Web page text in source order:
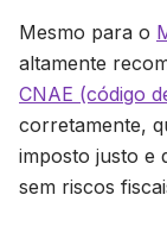
Mesmo para o
altamente
CNAE (código
corretamente,
imposto justo e
sem riscos